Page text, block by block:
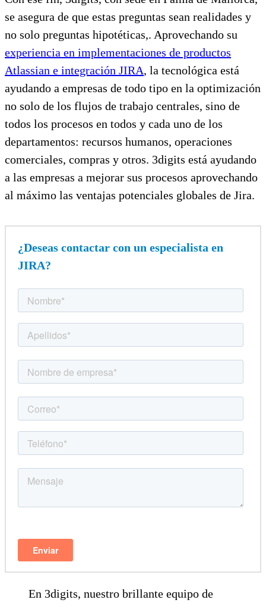
se asegura de que estas preguntas sean realidades y
no solo preguntas hipotéticas,. Aprovechando su
experiencia en implementaciones de productos
Atlassian e integración JIRA, la tecnológica está
ayudando a empresas de todo tipo en la optimización
no solo de los flujos de trabajo centrales, sino de
todos los procesos en todos y cada uno de los
departamentos: recursos humanos, operaciones
comerciales, compras y otros. 3digits está ayudando
a las empresas a mejorar sus procesos aprovechando
al máximo las ventajas potenciales globales de Jira.
¿Deseas contactar con un especialista en
JIRA?
En 3digits, nuestro brillante equipo de